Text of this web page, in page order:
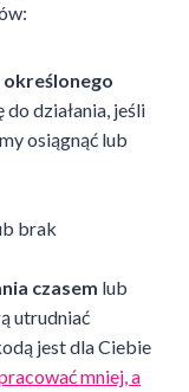
działania, jeśli
osiągnąć lub
brak
czasem lub
utrudniać
jest dla Ciebie
mniej, a